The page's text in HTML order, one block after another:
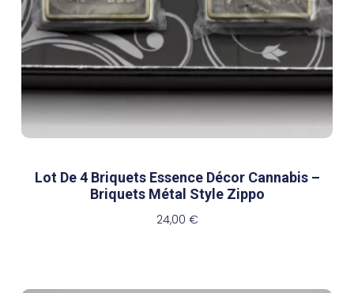
Lot De 4 Briquets Essence Décor Cannabis –
Briquets Métal Style Zippo
24,00 €